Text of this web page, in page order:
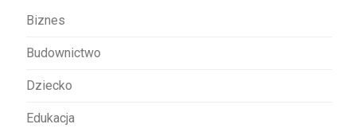
Biznes
Budownictwo
Dziecko
Edukacja